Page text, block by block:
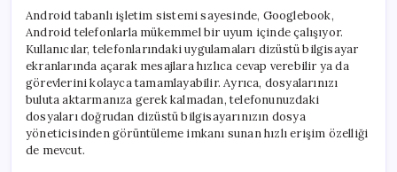
Android tabanlı işletim sistemi sayesinde, Googlebook,
Android telefonlarla mükemmel bir uyum içinde çalışıyor.
Kullanıcılar, telefonlarındaki uygulamaları dizüstü bilgisayar
ekranlarında açarak mesajlara hızlıca cevap verebilir ya da
görevlerini kolayca tamamlayabilir. Ayrıca, dosyalarınızı
buluta aktarmanıza gerek kalmadan, telefonunuzdaki
dosyaları doğrudan dizüstü bilgisayarınızın dosya
yöneticisinden görüntüleme imkanı sunan hızlı erişim özelliği
de mevcut.